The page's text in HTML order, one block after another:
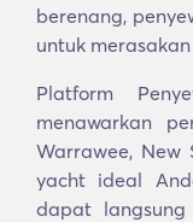
berenang,
untuk
Platform
menawarkan
Warrawee, New
yacht ideal
dapat